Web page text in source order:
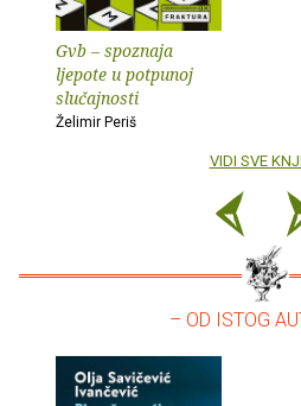
Gvb – spoznaja
ljepote u potpunoj
slučajnosti
Želimir Periš
VIDI SVE
– OD ISTOG